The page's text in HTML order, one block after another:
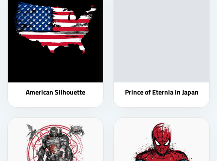
American Silhouette Prince of Eternia in Japan